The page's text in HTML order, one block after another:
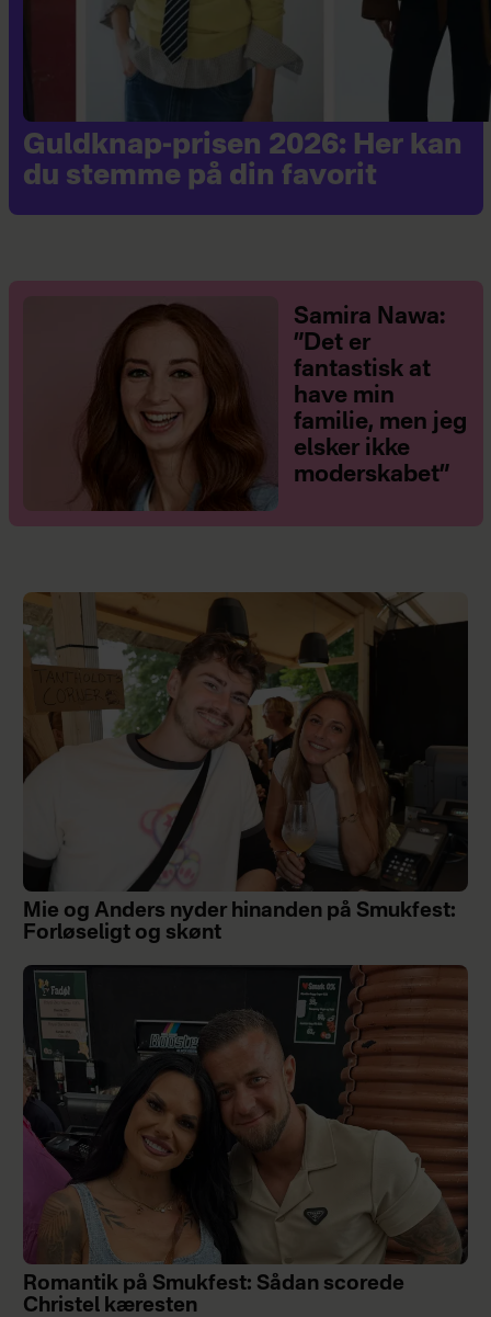
Guldknap-prisen 2026: Her kan
du stemme på din favorit
Samira Nawa:
”Det er
fantastisk at
have min
familie, men jeg
elsker ikke
moderskabet”
Mie og Anders nyder hinanden på Smukfest:
Forløseligt og skønt
Romantik på Smukfest: Sådan scorede
Christel kæresten